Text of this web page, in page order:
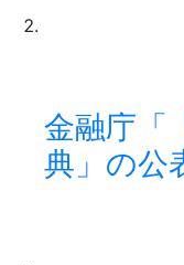
金融庁「
典」の公